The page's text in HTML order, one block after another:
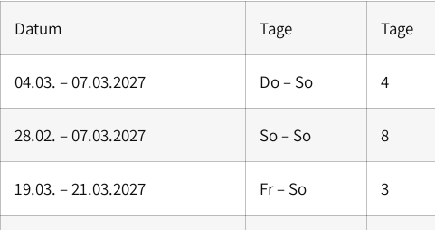
Datum Tage Tage
04.03. – 07.03.2027 Do – So 4
28.02. – 07.03.2027 So – So 8
19.03. – 21.03.2027 Fr – So 3